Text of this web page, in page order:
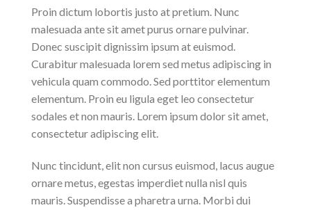
Proin dictum lobortis justo at pretium. Nunc
malesuada ante sit amet purus ornare pulvinar.
Donec suscipit dignissim ipsum at euismod.
Curabitur malesuada lorem sed metus adipiscing in
vehicula quam commodo. Sed porttitor elementum
elementum. Proin eu ligula eget leo consectetur
sodales et non mauris. Lorem ipsum dolor sit amet,
consectetur adipiscing elit.
Nunc tincidunt, elit non cursus euismod, lacus augue
ornare metus, egestas imperdiet nulla nisl quis
mauris. Suspendisse a pharetra urna. Morbi dui